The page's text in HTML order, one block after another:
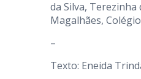
da Silva, Terezinha
Magalhães,
–
Texto: Eneida